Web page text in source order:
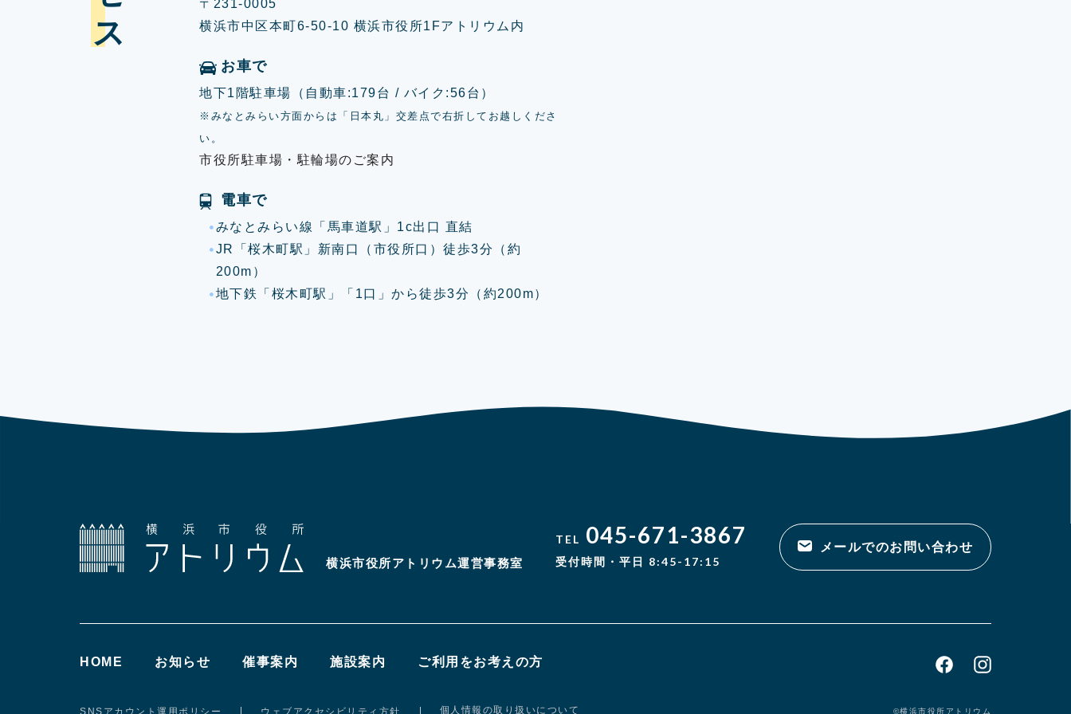
〒231-0005
横浜市中区本町6-50-10 横浜市役所1Fアトリウム内
お車で
地下1階駐車場（自動車:179台 / バイク:56台）
※みなとみらい方面からは「日本丸」交差点で右折してお越しくださ
い。
市役所駐車場・駐輪場のご案内
電車で
みなとみらい線「馬車道駅」1c出口 直結
JR「桜木町駅」新南口（市役所口）徒歩3分（約
200m）
地下鉄「桜木町駅」「1口」から徒歩3分（約200m）
横浜市役所アトリウム運営事務室
TEL 045-671-3867
受付時間・平日 8:45-17:15
メールでのお問い合わせ
HOME お知らせ 催事案内 施設案内 ご利用をお考えの方
SNSアカウント運用ポリシー ウェブアクセシビリティ方針 個人情報の取り扱いについて ©横浜市役所アトリウム